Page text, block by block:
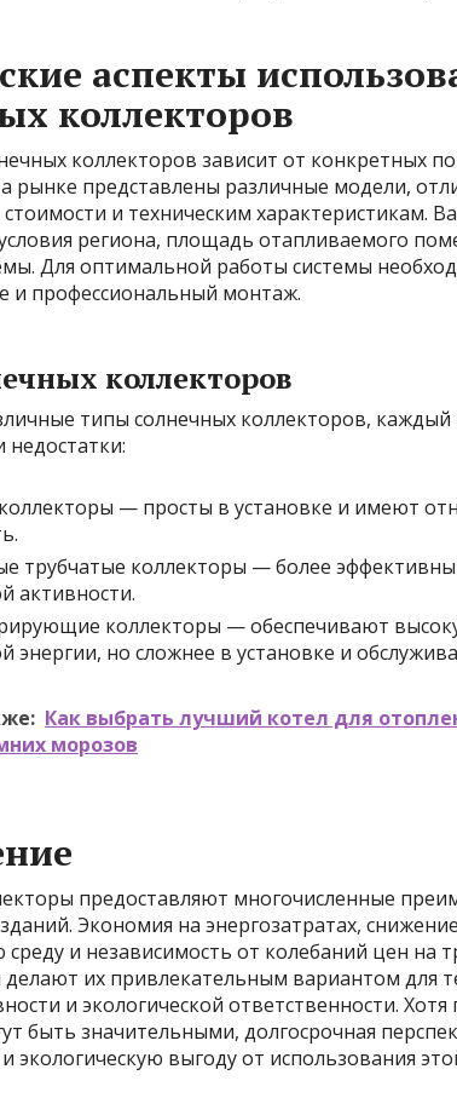
аспекты
коллекторов
коллекторов зависит от конкретных
рынке представлены различные модели,
и техническим характеристикам.
региона, площадь отапливаемого
Для оптимальной работы системы
и профессиональный монтаж.
коллекторов
типы солнечных коллекторов, каждый
— просты в установке и имеют
трубчатые коллекторы — более эффективны
активности.
коллекторы — обеспечивают
энергии, но сложнее в установке и
Как выбрать лучший котел для
морозов
предоставляют многочисленные
Экономия на энергозатратах,
и независимость от колебаний цен на
делают их привлекательным вариантом для
и экологической ответственности.
быть значительными, долгосрочная
экологическую выгоду от использования